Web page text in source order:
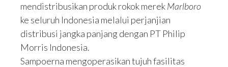
mendistribusikan produk rokok merekMarlboro
ke seluruh Indonesia melalui perjanjian
distribusi jangka panjang dengan PT Philip
Morris Indonesia.
Sampoerna mengoperasikan tujuh fasilitas